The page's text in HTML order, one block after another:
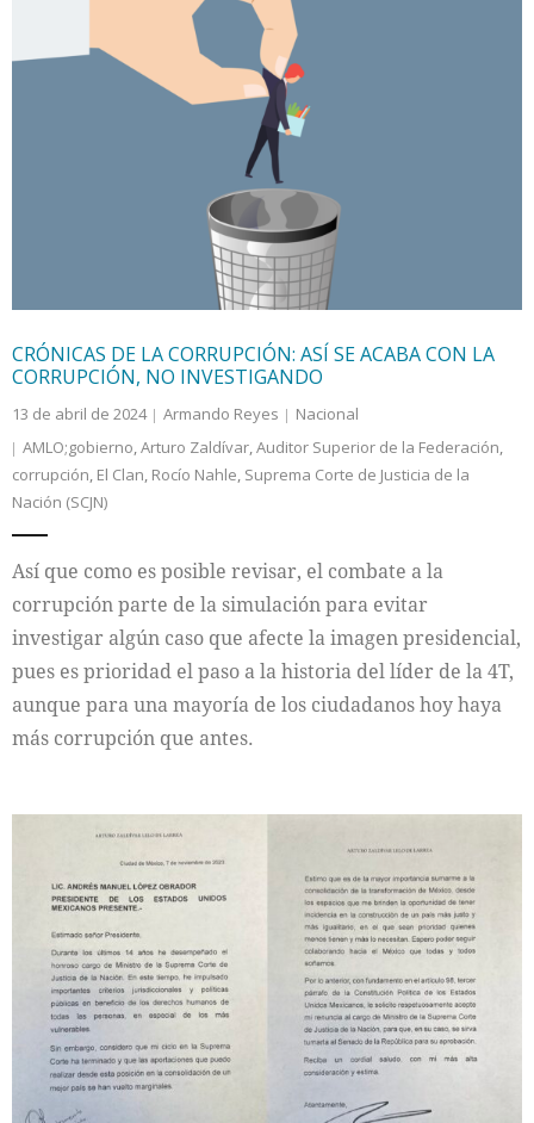
CRÓNICAS DE LA CORRUPCIÓN: ASÍ SE ACABA CON LA
CORRUPCIÓN, NO INVESTIGANDO
13 de abril de 2024 Armando Reyes
Nacional
AMLO;gobierno,Arturo Zaldívar,Auditor Superior de la Federación,
corrupción, El Clan, Rocío Nahle, Suprema Corte de Justicia de la
Nación (SCJN)
Así que como es posible revisar, el combate a la
corrupción parte de la simulación para evitar
investigar algún caso que afecte la imagen presidencial,
pues es prioridad el paso a la historia del líder de la 4T,
aunque para una mayoría de los ciudadanos hoy haya
más corrupción que antes.